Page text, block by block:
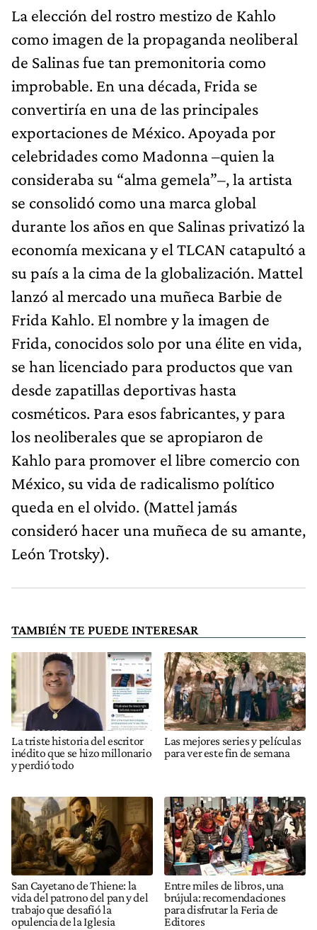
La elección del rostro mestizo de Kahlo
como imagen de la propaganda neoliberal
de Salinas fue tan premonitoria como
improbable. En una década, Frida se
convertiría en una de las principales
exportaciones de México. Apoyada por
celebridades como Madonna –quien la
consideraba su “alma gemela”–, la artista
se consolidó como una marca global
durante los años en que Salinas privatizó la
economía mexicana y el TLCAN catapultó a
su país a la cima de la globalización. Mattel
lanzó al mercado una muñeca Barbie de
Frida Kahlo. El nombre y la imagen de
Frida, conocidos solo por una élite en vida,
se han licenciado para productos que van
desde zapatillas deportivas hasta
cosméticos. Para esos fabricantes, y para
los neoliberales que se apropiaron de
Kahlo para promover el libre comercio con
México, su vida de radicalismo político
queda en el olvido. (Mattel jamás
consideró hacer una muñeca de su amante,
León Trotsky).
TAMBIÉN TE PUEDE INTERESAR
La triste historia del escritor
inédito que se hizo millonario
y perdió todo
Las mejores series y películas
para ver este fin de semana
San Cayetano de Thiene: la
vida del patrono del pan y del
trabajo que desafió la
opulencia de la Iglesia
Entre miles de libros, una
brújula: recomendaciones
para disfrutar la Feria de
Editores